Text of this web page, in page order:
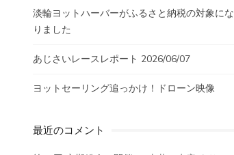
淡輪ヨットハーバーがふるさと納税の対象にな
りました
あじさいレースレポート 2026/06/07
ヨットセーリング追っかけ！ドローン映像
最近のコメント